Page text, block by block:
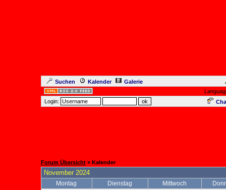
Suchen Kalender
Galerie
Login:
Forum Übersicht» Kalender
November 2024
Montag Dienstag Mittwoch